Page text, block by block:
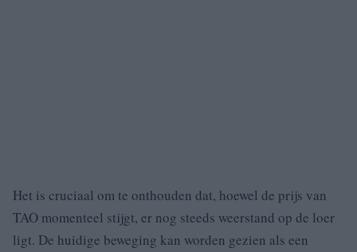
Het is cruciaal om te onthouden dat, hoewel de prijs van
TAO momenteel stijgt, er nog steeds weerstand op de loer
ligt. De huidige beweging kan worden gezien als een